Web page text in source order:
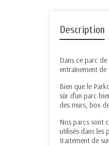
Description
Dans ce parc de
entraînement
Bien que le P
sûr d’un parc
des murs, box
Nos parcs sont
utilisés dans les
traitement de